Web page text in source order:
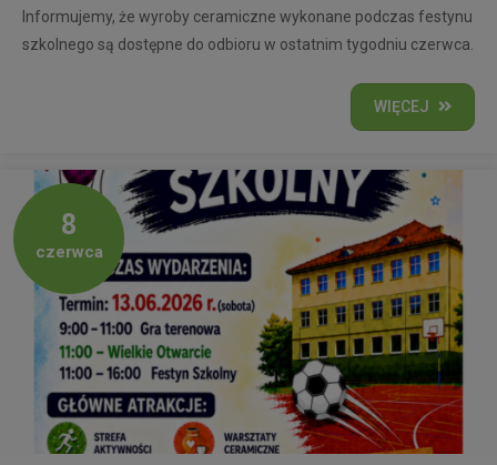
Informujemy, że wyroby ceramiczne wykonane podczas festynu
szkolnego są dostępne do odbioru w ostatnim tygodniu czerwca.
WIĘCEJ
8
czerwca